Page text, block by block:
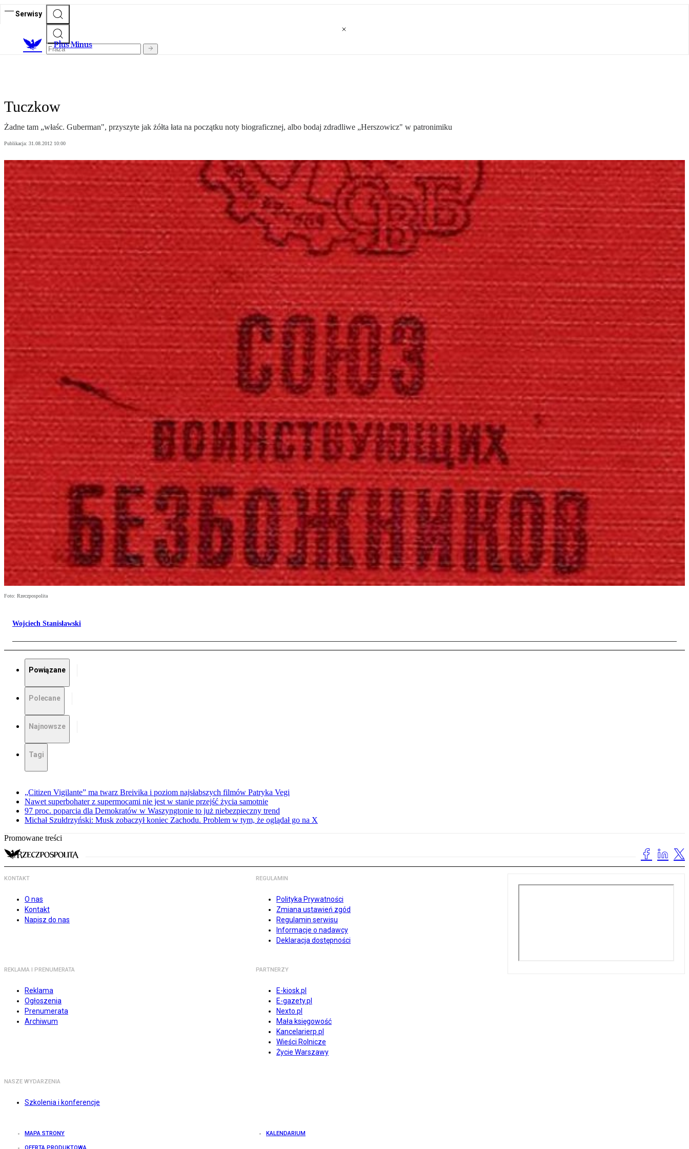
Serwisy
Plus Minus
Tuczkow
Żadne tam „właśc. Guberman", przyszyte jak żółta łata na początku noty biograficznej, albo bodaj zdradliwe „Herszowicz" w patronimiku
Publikacja: 31.08.2012 10:00
Foto: Rzeczpospolita
Wojciech Stanisławski
Powiązane
Polecane
Najnowsze
Tagi
„Citizen Vigilante” ma twarz Breivika i poziom najsłabszych filmów Patryka Vegi
Nawet superbohater z supermocami nie jest w stanie przejść życia samotnie
97 proc. poparcia dla Demokratów w Waszyngtonie to już niebezpieczny trend
Michał Szułdrzyński: Musk zobaczył koniec Zachodu. Problem w tym, że oglądał go na X
Promowane treści
KONTAKT
O nas
Kontakt
Napisz do nas
REGULAMIN
Polityka Prywatności
Zmiana ustawień zgód
Regulamin serwisu
Informacje o nadawcy
Deklaracja dostępności
REKLAMA I PRENUMERATA
Reklama
Ogłoszenia
Prenumerata
Archiwum
PARTNERZY
E-kiosk.pl
E-gazety.pl
Nexto.pl
Mała księgowość
Kancelarierp.pl
Wieści Rolnicze
Życie Warszawy
NASZE WYDARZENIA
Szkolenia i konferencje
MAPA STRONY KALENDARIUM